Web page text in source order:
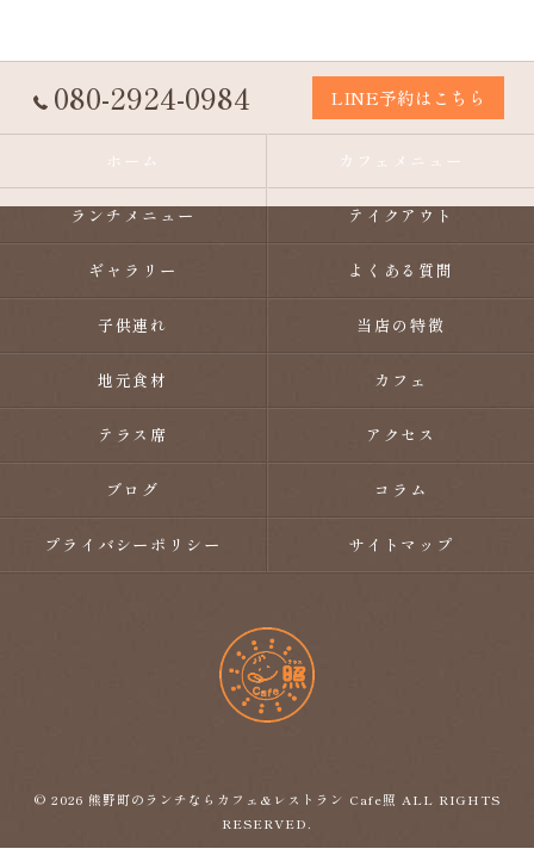
080-2924-0984 LINE予約はこちら
ホーム カフェメニュー
ランチメニュー テイクアウト
ギャラリー よくある質問
子供連れ 当店の特徴
地元食材 カフェ
テラス席 アクセス
ブログ コラム
プライバシーポリシー サイトマップ
© 2026 熊野町のランチならカフェ&レストラン Cafe照 ALL RIGHTS
RESERVED.